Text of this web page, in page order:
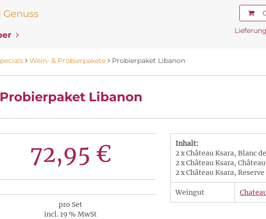
Wein- & Probierpakete Probierpaket Libanon
Probierpaket Libanon
72,95 €
pro Set
incl. 19 % MwSt
Inhalt:
2 x Château Ksara, Blanc
2 x Château Ksara,
2 x Château Ksara,
Weingut